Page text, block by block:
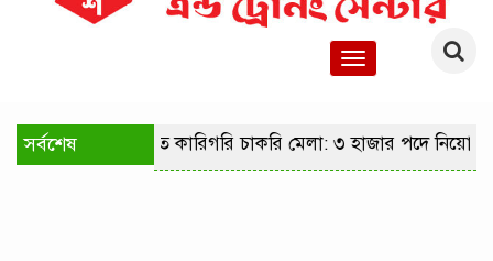
Toggle
সর্বশেষ রাজধানীতে কারিগরি চাকরি মেলা: ৩ হাজার পদে